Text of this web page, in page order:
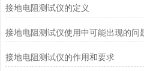
接地电阻测试仪的定义
接地电阻测试仪使用中可能出现的问
接地电阻测试仪的作用和要求